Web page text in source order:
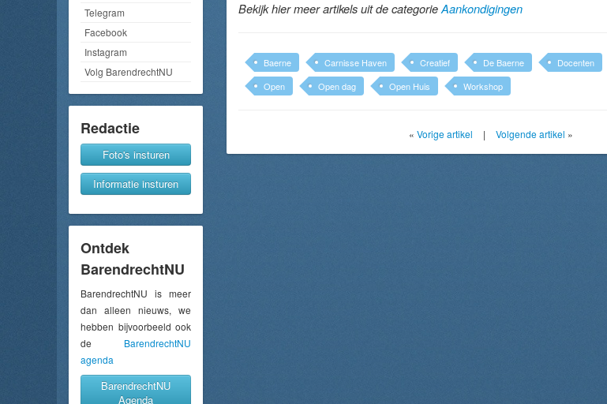
Telegram
Facebook
Instagram
Volg BarendrechtNU
Redactie
Foto's insturen
Informatie insturen
Ontdek
BarendrechtNU
BarendrechtNU is meer
dan alleen nieuws, we
hebben bijvoorbeeld ook
de BarendrechtNU
agenda
BarendrechtNU
Agenda
Bekijk hier meer artikels uit de categorieAankondigingen
Baerne Carnisse Haven Creatief De Baerne Docenten
Open
Open dag Open Huis Workshop
« Vorige artikel | Volgende artikel »